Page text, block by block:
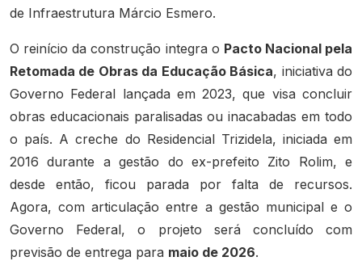
de Infraestrutura Márcio Esmero.
O reinício da construção integra o Pacto Nacional pela
Retomada de Obras da Educação Básica, iniciativa do
Governo Federal lançada em 2023, que visa concluir
obras educacionais paralisadas ou inacabadas em todo
o país. A creche do Residencial Trizidela, iniciada em
2016 durante a gestão do ex-prefeito Zito Rolim, e
desde então, ficou parada por falta de recursos.
Agora, com articulação entre a gestão municipal e o
Governo Federal, o projeto será concluído com
previsão de entrega para maio de 2026.